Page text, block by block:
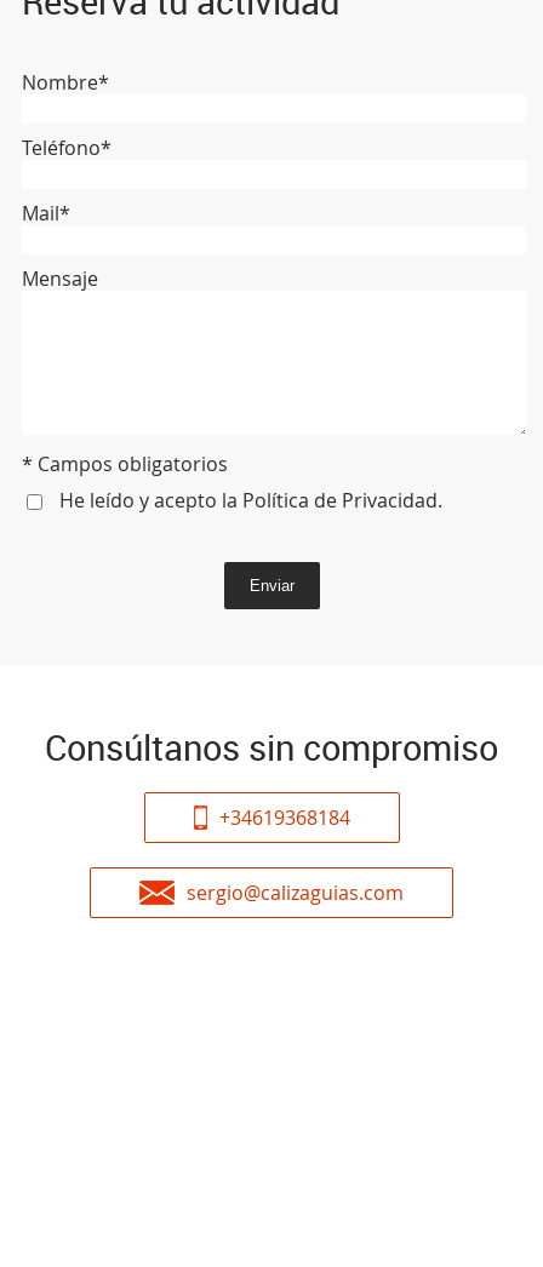
Nombre*
Teléfono*
Mail*
Mensaje
* Campos obligatorios
He leído y acepto la Política de Privacidad.
Enviar
Consúltanos sin compromiso
+34619368184
sergio@calizaguias.com